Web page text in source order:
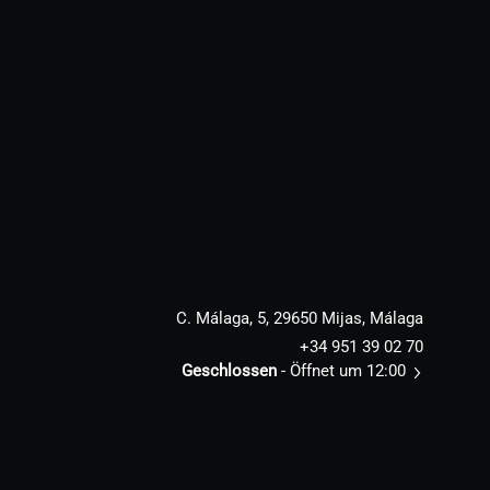
C. Málaga, 5, 29650 Mijas, Málaga
+34 951 39 02 70
Geschlossen- Öffnet um 12:00